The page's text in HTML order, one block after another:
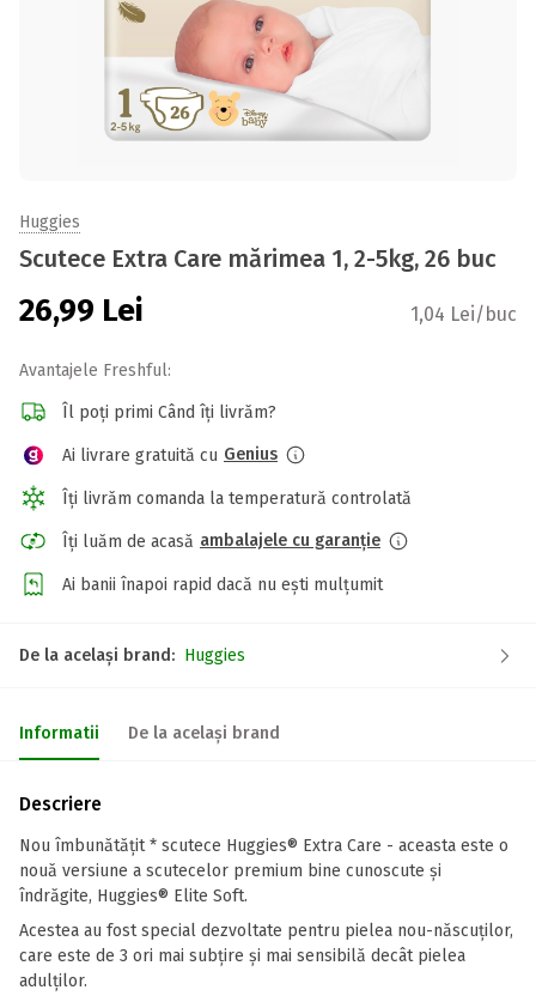
Huggies
Scutece Extra Care mărimea 1, 2-5kg, 26 buc
26,99 Lei 1,04 Lei/buc
Avantajele Freshful:
Îl poți primi Când îți livrăm?
Ai livrare gratuită cu Genius
Îți livrăm comanda la temperatură controlată
Îți luăm de acasă ambalajele cu garanție
Ai banii înapoi rapid dacă nu ești mulțumit
De la același brand: Huggies
Informatii De la același brand
Descriere
Nou îmbunătățit * scutece Huggies® Extra Care - aceasta este o
nouă versiune a scutecelor premium bine cunoscute și
îndrăgite, Huggies® Elite Soft.
Acestea au fost special dezvoltate pentru pielea nou-născuților,
care este de 3 ori mai subțire și mai sensibilă decât pielea
adulților.